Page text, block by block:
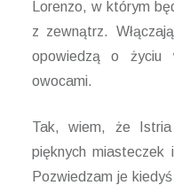
Lorenzo, w którym
z zewnątrz.
opowiedzą o życiu
owocami.
Tak, wiem, że
pięknych miasteczek
Pozwiedzam je